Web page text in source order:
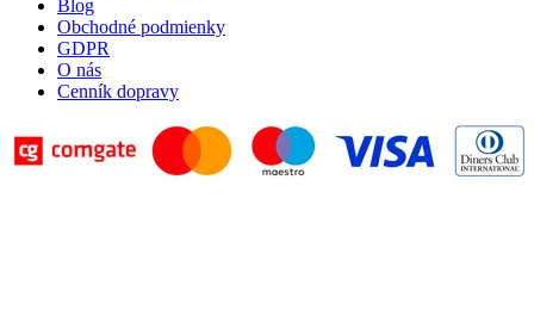
Blog
Obchodné podmienky
GDPR
O nás
Cenník dopravy